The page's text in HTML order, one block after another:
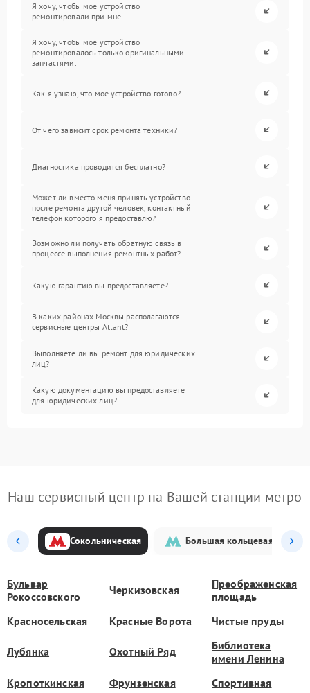
Я хочу, чтобы мое устройство
ремонтировали при мне.
Я хочу, чтобы мое устройство
ремонтировалось только оригинальными
запчастями.
Как я узнаю, что мое устройство готово?
От чего зависит срок ремонта техники?
Диагностика проводится бесплатно?
Может ли вместо меня принять устройство
после ремонта другой человек, контактный
телефон которого я предоставлю?
Возможно ли получать обратную связь в
процессе выполнения ремонтных работ?
Какую гарантию вы предоставляете?
В каких районах Москвы располагаются
сервисные центры Atlant?
Выполняете ли вы ремонт для юридических
лиц?
Какую документацию вы предоставляете
для юридических лиц?
Наш сервисный центр на Вашей станции метро
Сокольническая Большая кольцевая
Бульвар
Рокоссовского
Черкизовская
Преображенская
площадь
Красносельская
Красные Ворота Чистые пруды
Лубянка Охотный Ряд
Библиотека
имени Ленина
Кропоткинская
Фрунзенская Спортивная